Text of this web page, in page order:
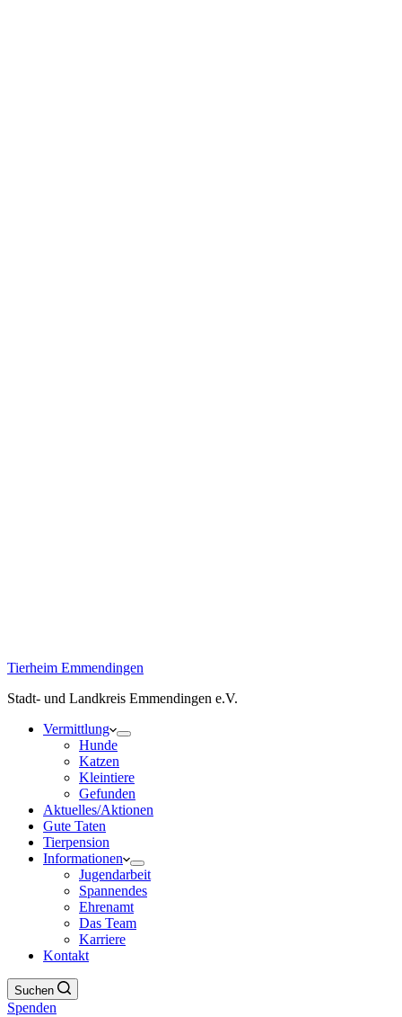
Tierheim Emmendingen
Stadt- und Landkreis Emmendingen e.V.
Vermittlung
Hunde
Katzen
Kleintiere
Gefunden
Aktuelles/Aktionen
Gute Taten
Tierpension
Informationen
Jugendarbeit
Spannendes
Ehrenamt
Das Team
Karriere
Kontakt
Suchen
Spenden